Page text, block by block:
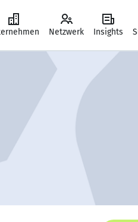
Netzwerk Insights